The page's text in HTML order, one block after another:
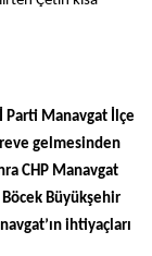
Parti Manavgat İlçe
gelmesinden
CHP Manavgat
Böcek Büyükşehir
ihtiyaçları